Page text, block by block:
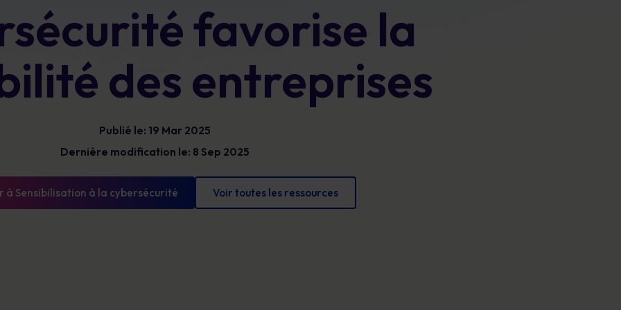
risques humains pour prioriser vos actions,
réduire votre exposition et démontrer des
progrès mesurables.
conformité et protéger votre réputation.
Glossaire
Les définitions de la cybersécurité que vous
devez connaître
Affiches
Des images attrayantes qui renforcent chaque
jour les comportements sécuritaires.
favorise la
des entreprises
Publié le: 19 Mar 2025
Dernière modification le: 8 Sep 2025
à Sensibilisation à la cybersécurité Voir toutes les ressources